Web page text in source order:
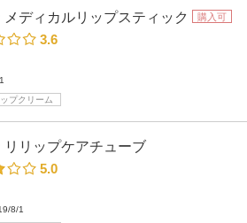
ディカルリップスティック 購入可
3.6
プクリーム
リリップケアチューブ
5.0
8/1